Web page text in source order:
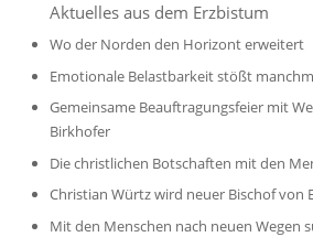
Aktuelles aus dem Erzbistum
Wo der Norden den Horizont erweitert
Emotionale Belastbarkeit stößt
Gemeinsame Beauftragungsfeier mit
Birkhofer
Die christlichen Botschaften mit den
Christian Würtz wird neuer Bischof von
Mit den Menschen nach neuen Wegen